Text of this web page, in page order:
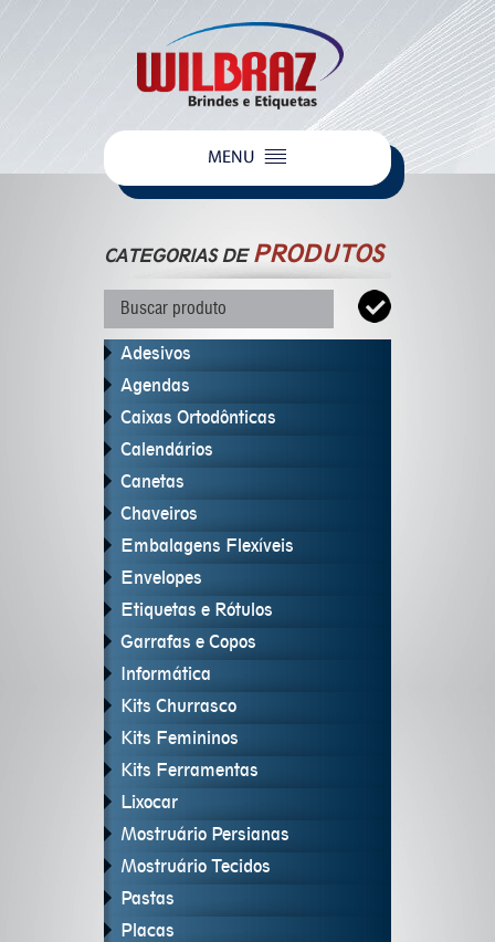
CATEGORIAS DE PRODUTOS
Adesivos
Agendas
Caixas Ortodônticas
Calendários
Canetas
Chaveiros
Embalagens Flexíveis
Envelopes
Etiquetas e Rótulos
Garrafas e Copos
Informática
Kits Churrasco
Kits Femininos
Kits Ferramentas
Lixocar
Mostruário Persianas
Mostruário Tecidos
Pastas
Placas